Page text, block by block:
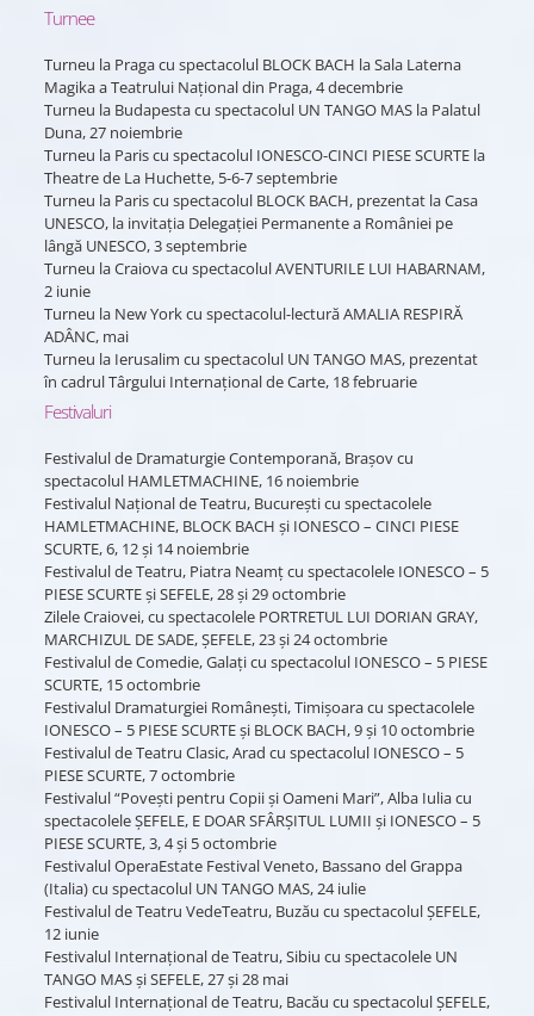
Turnee
Turneu la Praga cu spectacolul BLOCK BACH la Sala Laterna
Magika a Teatrului Național din Praga, 4 decembrie
Turneu la Budapesta cu spectacolul UN TANGO MAS la Palatul
Duna, 27 noiembrie
Turneu la Paris cu spectacolul IONESCO-CINCI PIESE SCURTE la
Theatre de La Huchette, 5-6-7 septembrie
Turneu la Paris cu spectacolul BLOCK BACH, prezentat la Casa
UNESCO, la invitația Delegației Permanente a României pe
lângă UNESCO, 3 septembrie
Turneu la Craiova cu spectacolul AVENTURILE LUI HABARNAM,
2 iunie
Turneu la New York cu spectacolul-lectură AMALIA RESPIRĂ
ADÂNC, mai
Turneu la Ierusalim cu spectacolul UN TANGO MAS, prezentat
în cadrul Târgului Internațional de Carte, 18 februarie
Festivaluri
Festivalul de Dramaturgie Contemporană, Brașov cu
spectacolul HAMLETMACHINE, 16 noiembrie
Festivalul Național de Teatru, București cu spectacolele
HAMLETMACHINE, BLOCK BACH și IONESCO – CINCI PIESE
SCURTE, 6, 12 și 14 noiembrie
Festivalul de Teatru, Piatra Neamț cu spectacolele IONESCO – 5
PIESE SCURTE și SEFELE, 28 și 29 octombrie
Zilele Craiovei, cu spectacolele PORTRETUL LUI DORIAN GRAY,
MARCHIZUL DE SADE, ȘEFELE, 23 și 24 octombrie
Festivalul de Comedie, Galați cu spectacolul IONESCO – 5 PIESE
SCURTE, 15 octombrie
Festivalul Dramaturgiei Românești, Timișoara cu spectacolele
IONESCO – 5 PIESE SCURTE și BLOCK BACH, 9 și 10 octombrie
Festivalul de Teatru Clasic, Arad cu spectacolul IONESCO – 5
PIESE SCURTE, 7 octombrie
Festivalul “Povești pentru Copii și Oameni Mari”, Alba Iulia cu
spectacolele ȘEFELE, E DOAR SFÂRȘITUL LUMII și IONESCO – 5
PIESE SCURTE, 3, 4 și 5 octombrie
Festivalul OperaEstate Festival Veneto, Bassano del Grappa
(Italia) cu spectacolul UN TANGO MAS, 24 iulie
Festivalul de Teatru VedeTeatru, Buzău cu spectacolul ȘEFELE,
12 iunie
Festivalul Internațional de Teatru, Sibiu cu spectacolele UN
TANGO MAS și SEFELE, 27 și 28 mai
Festivalul Internațional de Teatru, Bacău cu spectacolul ȘEFELE,